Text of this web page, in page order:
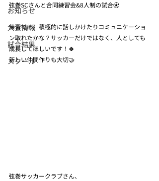
お知らせ
大会情報
試合結果
スクール
弦巻SCさんと合同練習会&8人制の試合⚽️
練習では、積極的に話しかけたりコミュニケーショ
ン取れたかな？サッカーだけではなく、人としても
成長してほしいです！🍀
新しい仲間作りも大切🤝
弦巻サッカークラブさん、